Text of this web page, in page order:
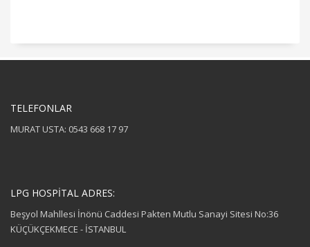
TELEFONLAR
MURAT USTA: 0543 668 17 97
LPG HOSPİTAL ADRES:
Beşyol Mahllesi İnönü Caddesi Pakten Mutlu Sanayi Sitesi No:36
KÜÇÜKÇEKMECE - İSTANBUL